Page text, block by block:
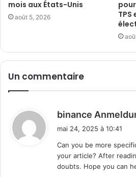
mois aux États-Unis
août 5, 2026
Un commentaire
binance
mai 24, 2025 à 10:41
Can you be more
your article? After
doubts. Hope you can